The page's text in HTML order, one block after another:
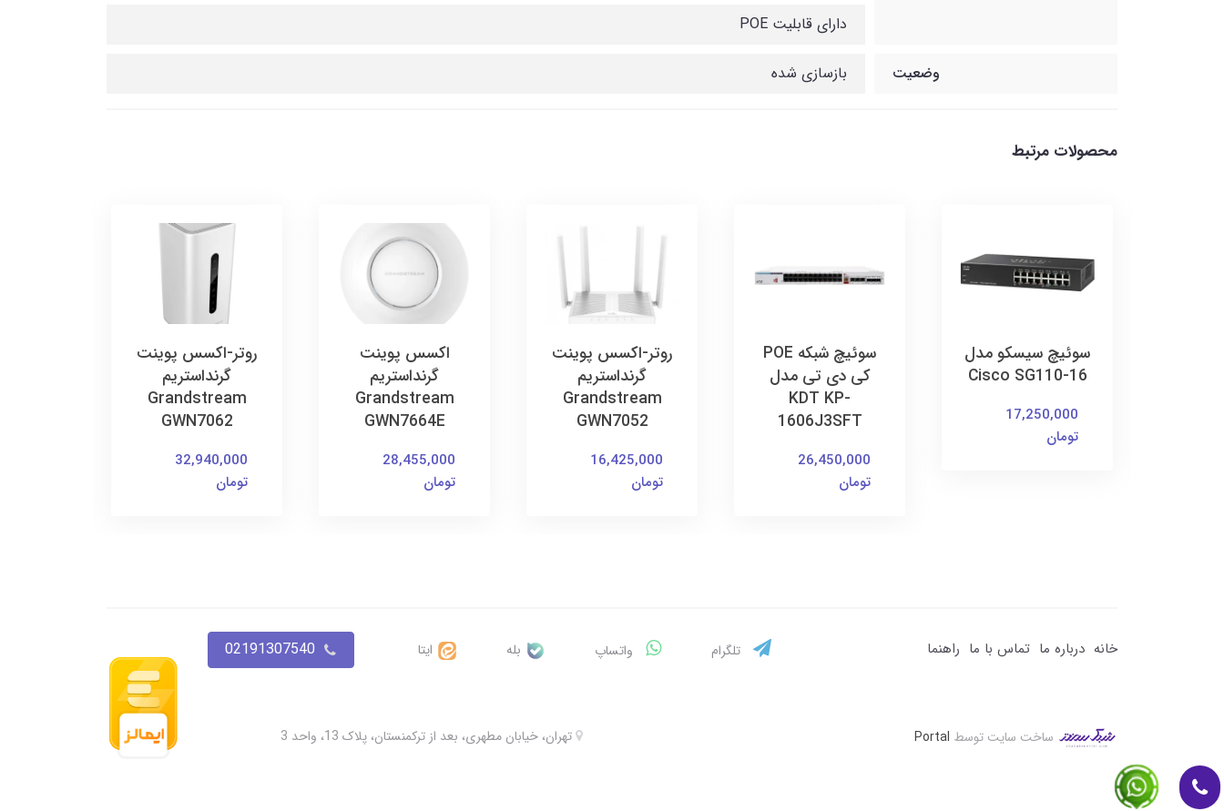
دارای قابلیت POE
وضعیت بازسازی شده
محصولات مرتبط
سوئیچ سیسکو مدل
Cisco SG110-16
17,250,000
تومان
سوئیچ شبکه POE
کی دی تی مدل
KDT KP-
1606J3SFT
26,450,000
تومان
روتر-اکسس پوینت
گرنداستریم
Grandstream
GWN7052
16,425,000
تومان
اکسس پوینت
گرنداستریم
Grandstream
GWN7664E
28,455,000
تومان
روتر-اکسس پوینت
گرنداستریم
Grandstream
GWN7062
32,940,000
تومان
خانه درباره ما تماس با ما راهنما تلگرام واتساپ بله ایتا 02191307540
ساخت سایت توسط Portal تهران، خیابان مطهری، بعد از ترکمنستان، پلاک 13، واحد 3